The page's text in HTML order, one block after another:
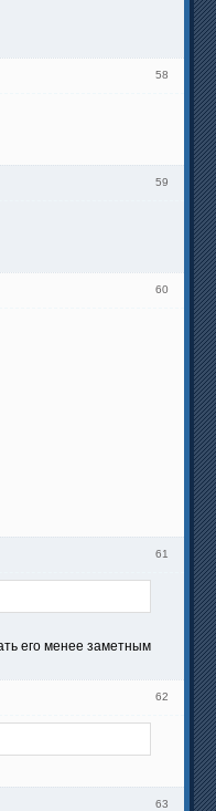
58
59
60
61
его менее заметным
62
63